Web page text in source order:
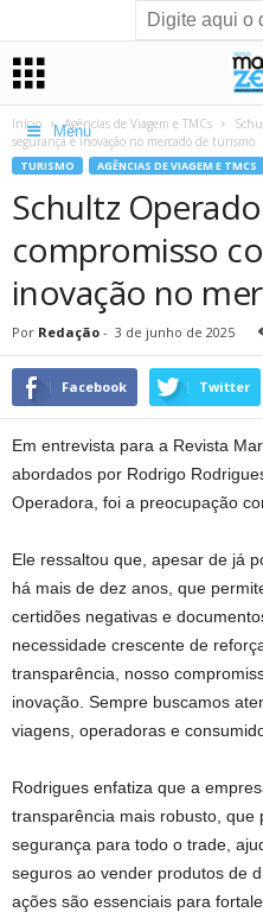
Menu
Início Agências de Viagem e TMCs
segurança e inovação no mercado de turismo
TURISMO AGÊNCIAS DE VIAGEM E TMCS
Schultz
compromisso
inovação no
Por Redação - 3 de junho de 2025
Facebook Twitter
Em entrevista para a Revista
abordados por Rodrigo
Operadora, foi a preocupação
Ele ressaltou que, apesar de já
há mais de dez anos, que
certidões negativas e
necessidade crescente de
transparência, nosso
inovação. Sempre buscamos
viagens, operadoras e
Rodrigues enfatiza que a
transparência mais robusto,
segurança para todo o trade,
seguros ao vender produtos de
ações são essenciais para